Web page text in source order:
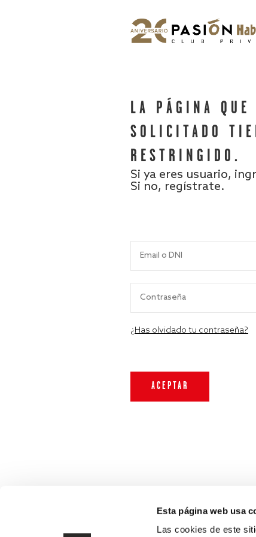
Esta página web usa
Las cookies de este
LA PÁGINA QUE
SOLICITADO
RESTRINGIDO.
Si ya eres usuario,
Si no, regístrate.
¿Has olvidado tu contraseña?